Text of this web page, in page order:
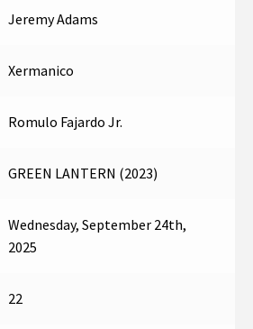
Jeremy Adams
Xermanico
Romulo Fajardo Jr.
GREEN LANTERN (2023)
Wednesday, September 24th,
2025
22